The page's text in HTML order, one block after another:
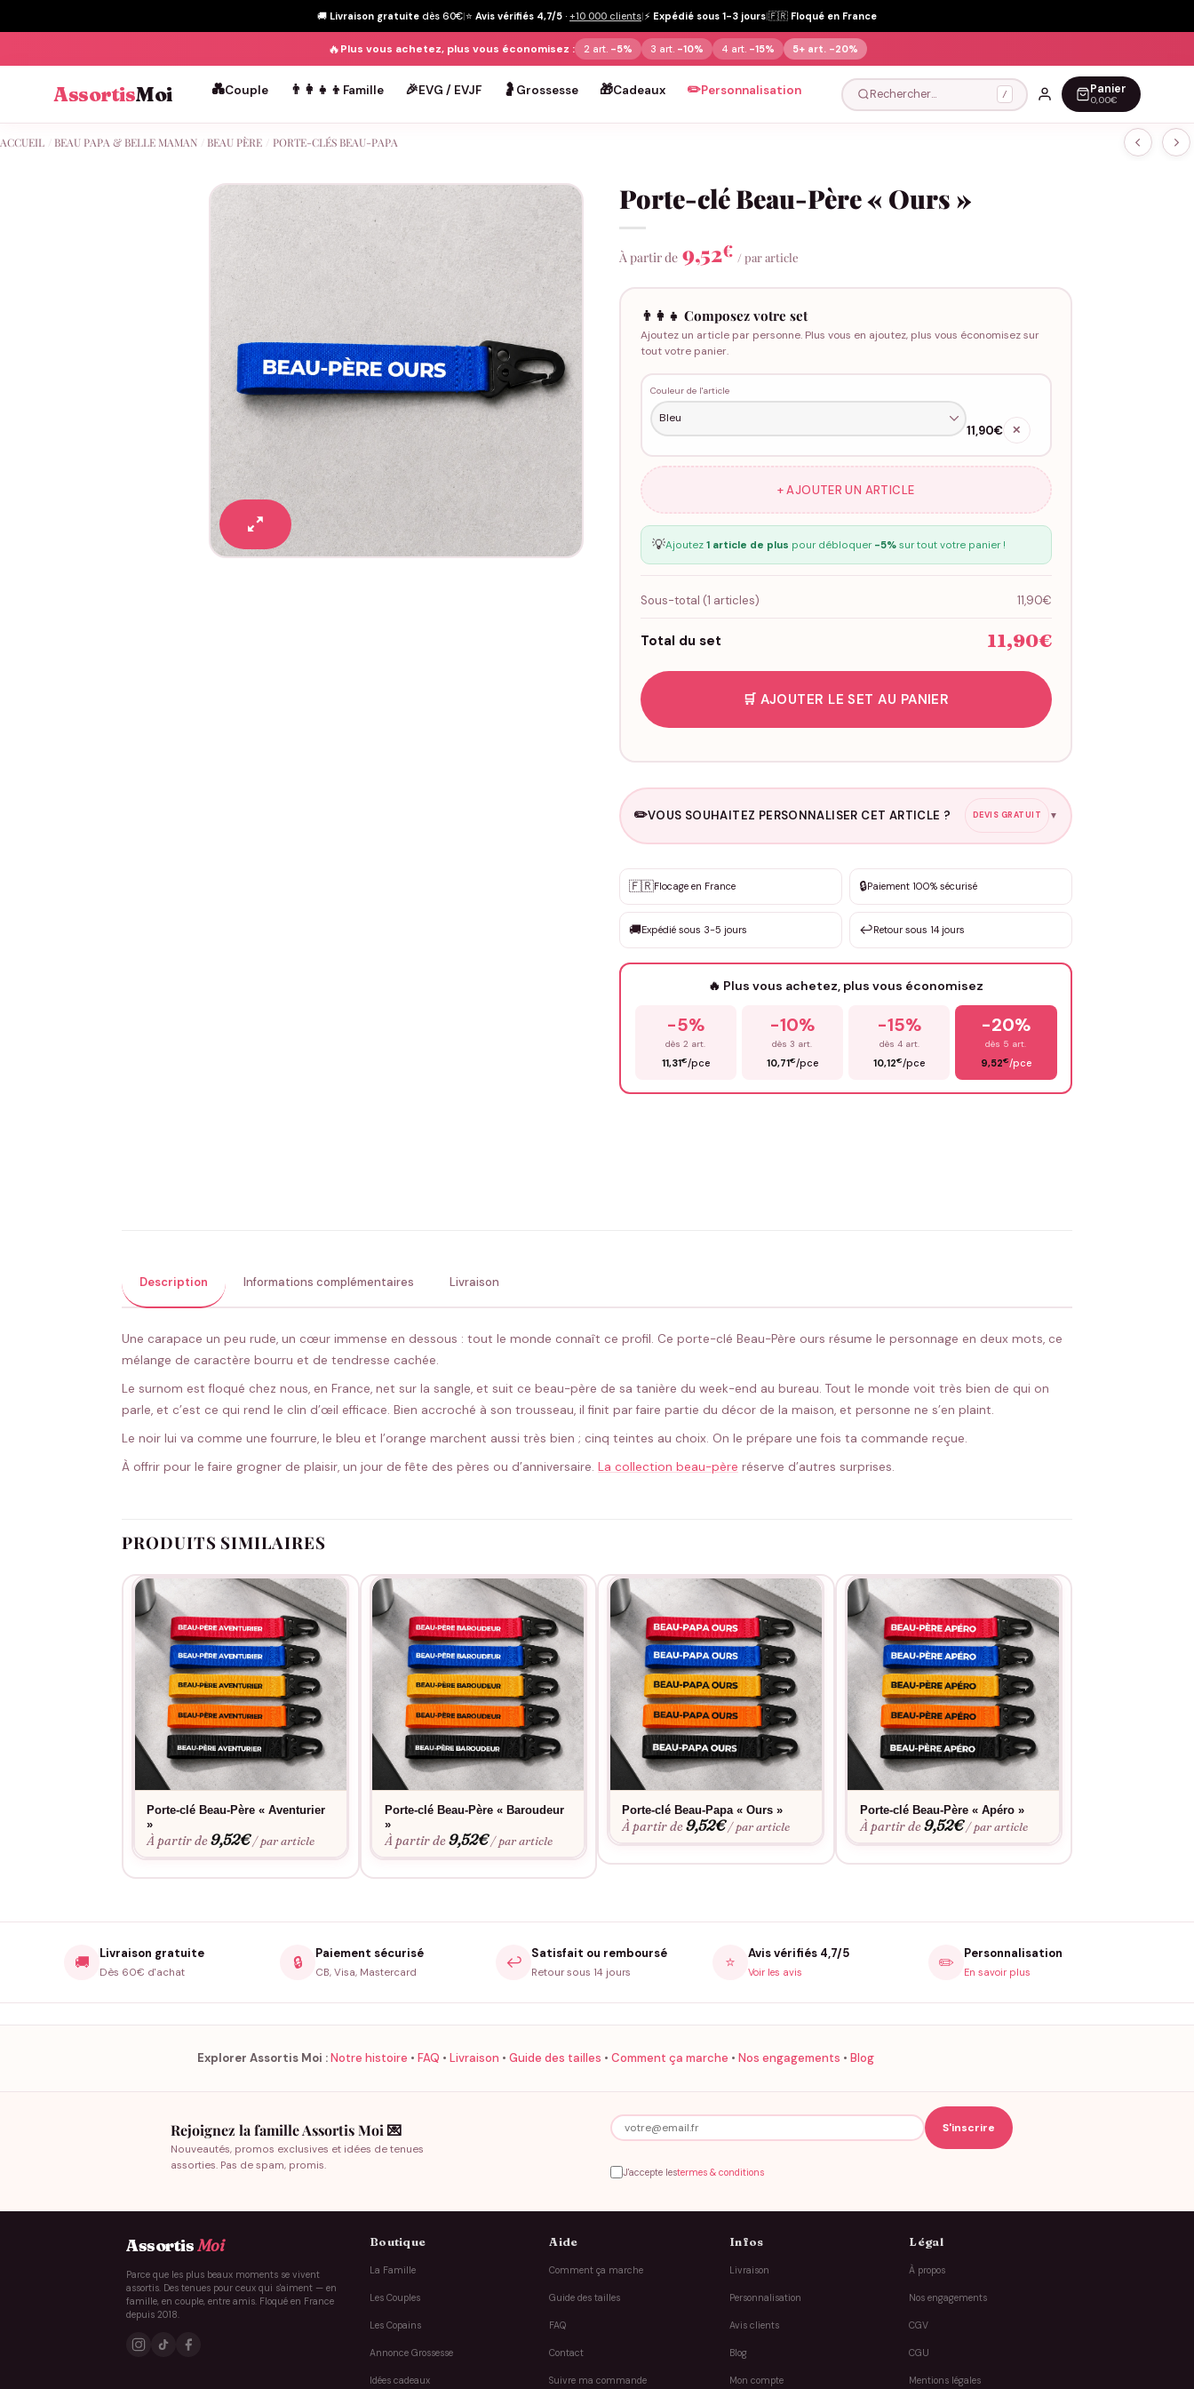
🚚 Livraison gratuite dès 60€|⭐ Avis vérifiés 4,7/5 · +10 000 clients|⚡ Expédié sous 1-3 jours|🇫🇷 Floqué en France
🔥Plus vous achetez, plus vous économisez : 2 art. -5% 3 art. -10% 4 art. -15% 5+ art. -20%
AssortisMoi 💑Couple 👨‍👩‍👧‍👦 Famille 🎉EVG / EVJF 🤰 Grossesse 🎁Cadeaux ✏️Personnalisation Rechercher… / Panier
0,00€
ACCUEIL BEAU PAPA & BELLE MAMAN BEAU PÈRE PORTE-CLÉS BEAU-PAPA
Porte-clé Beau-Père « Ours »
À partir de 9,52€ / par article
👨‍👩‍👧 Composez votre set
Ajoutez un article par personne. Plus vous en ajoutez, plus vous économisez sur
tout votre panier.
Couleur de l'article
11,90€ ✕
+ AJOUTER UN ARTICLE
💡Ajoutez 1 article de plus pour débloquer -5%sur tout votre panier !
Sous-total (1 articles) 11,90€
Total du set 11,90€
🛒 AJOUTER LE SET AU PANIER
✏️VOUS SOUHAITEZ PERSONNALISER CET ARTICLE ? DEVIS GRATUIT ▼
✨ Personnalisation sur mesure
DEVIS GRATUIT · Personnalisation de 3 à 10€ selon la demande
Que souhaitez-vous ?
🇫🇷Flocage en France 🔒Paiement 100% sécurisé
🚚Expédié sous 3-5 jours ↩️Retour sous 14 jours
🔥 Plus vous achetez, plus vous économisez
-5%
dès 2 art.
11,31€/pce
-10%
dès 3 art.
10,71€/pce
-15%
dès 4 art.
10,12€/pce
-20%
dès 5 art.
9,52€/pce
Description Informations complémentaires Livraison
Une carapace un peu rude, un cœur immense en dessous : tout le monde connaît ce profil. Ce porte-clé Beau-Père ours résume le personnage en deux mots, ce
mélange de caractère bourru et de tendresse cachée.
Le surnom est floqué chez nous, en France, net sur la sangle, et suit ce beau-père de sa tanière du week-end au bureau. Tout le monde voit très bien de qui on
parle, et c’est ce qui rend le clin d’œil efficace. Bien accroché à son trousseau, il finit par faire partie du décor de la maison, et personne ne s’en plaint.
Le noir lui va comme une fourrure, le bleu et l’orange marchent aussi très bien ; cinq teintes au choix. On le prépare une fois ta commande reçue.
À offrir pour le faire grogner de plaisir, un jour de fête des pères ou d’anniversaire. La collection beau-père réserve d’autres surprises.
PRODUITS SIMILAIRES
Porte-clé Beau-Père « Aventurier
»
À partir de9,52€ / par article
Porte-clé Beau-Père « Baroudeur
»
À partir de9,52€ / par article
Porte-clé Beau-Papa « Ours »
À partir de9,52€ / par article
Porte-clé Beau-Père « Apéro »
À partir de9,52€ / par article
🚚 Livraison gratuite
Dès 60€ d'achat
🔒 Paiement sécurisé
CB, Visa, Mastercard
↩️ Satisfait ou remboursé
Retour sous 14 jours
⭐ Avis vérifiés 4,7/5
Voir les avis ✏️ Personnalisation
En savoir plus
Explorer Assortis Moi :Notre histoire • FAQ • Livraison • Guide des tailles • Comment ça marche • Nos engagements • Blog
Rejoignez la famille Assortis Moi 💌
Nouveautés, promos exclusives et idées de tenues
assorties. Pas de spam, promis.
J'accepte lestermes & conditions
AssortisMoi
Parce que les plus beaux moments se vivent
assortis. Des tenues pour ceux qui s'aiment — en
famille, en couple, entre amis. Floqué en France
depuis 2018.
Boutique
La Famille
Les Couples
Les Copains
Annonce Grossesse
Idées cadeaux
Aide
Comment ça marche
Guide des tailles
FAQ
Contact
Suivre ma commande
Infos
Livraison
Personnalisation
Avis clients
Blog
Mon compte
Légal
À propos
Nos engagements
CGV
CGU
Mentions légales